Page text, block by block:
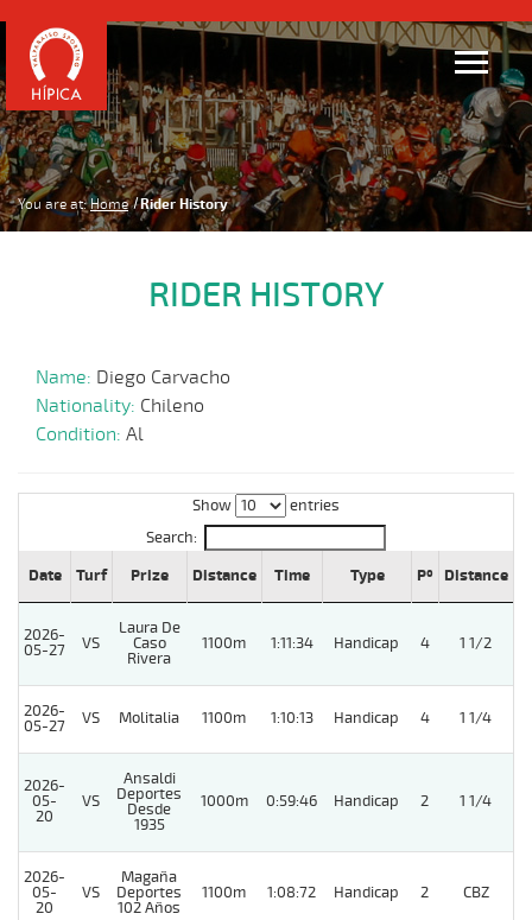
You are at: Home Rider History
RIDER HISTORY
Name: Diego Carvacho
Nationality: Chileno
Condition: Al
Show
entries
Search:
Date
Turf Prize Distance Time Type Pº Distance
2026-
05-27
VS
Laura De
Caso
Rivera
1100m 1:11:34 Handicap 4 1 1/2
2026-
05-27
VS Molitalia 1100m 1:10:13 Handicap 4 1 1/4
2026-
05-
20
VS
Ansaldi
Deportes
Desde
1935
1000m 0:59:46 Handicap 2 1 1/4
2026-
05-
20
VS
Magaña
Deportes
102 Años
1100m 1:08:72 Handicap 2 CBZ